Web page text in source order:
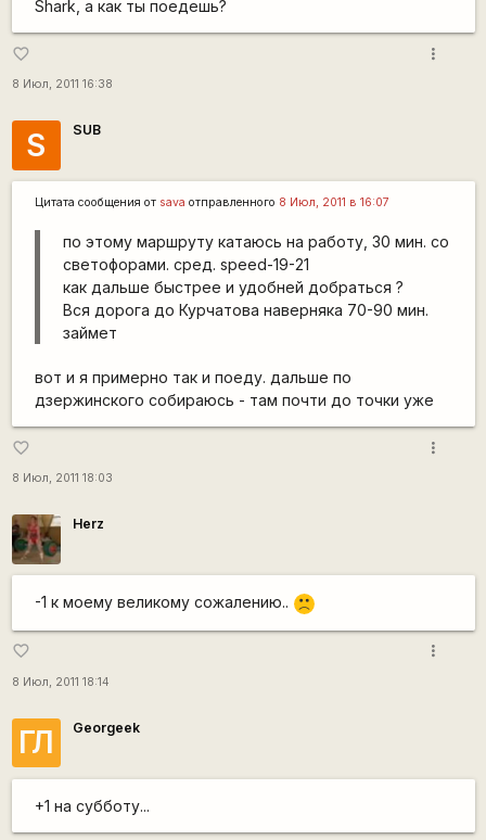
Shark, а как ты поедешь?
favorite_border
8 Июл, 2011 16:38
more_vert
S SUB
Цитата сообщения от sava отправленного 8 Июл, 2011 в 16:07
по этому маршруту катаюсь на работу, 30 мин. со
светофорами. сред. speed-19-21
как дальше быстрее и удобней добраться ?
Вся дорога до Курчатова наверняка 70-90 мин.
займет
вот и я примерно так и поеду. дальше по
дзержинского собираюсь - там почти до точки уже
favorite_border
8 Июл, 2011 18:03
more_vert
Herz
-1 к моему великому сожалению.. :(
favorite_border
8 Июл, 2011 18:14
more_vert
ГЛ Georgeek
+1 на субботу...